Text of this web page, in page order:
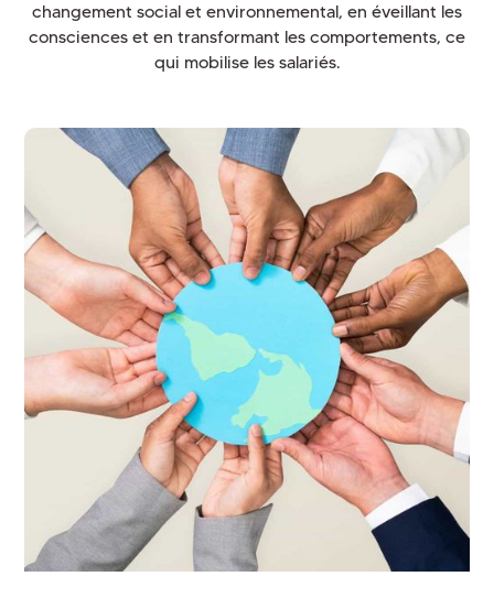
changement social et environnemental, en éveillant les
consciences et en transformant les comportements, ce
qui mobilise les salariés.